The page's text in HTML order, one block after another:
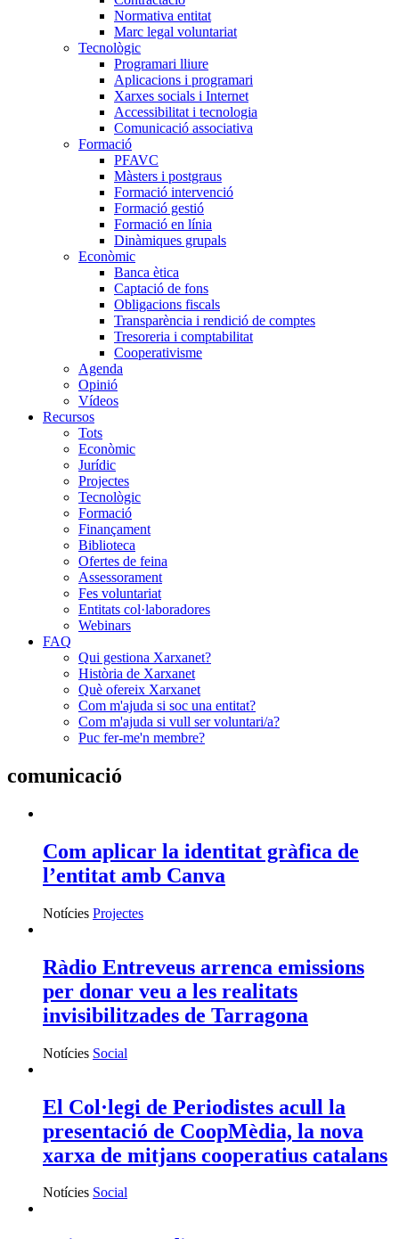
Normativa entitat
Marc legal voluntariat
Tecnològic
Programari lliure
Aplicacions i programari
Xarxes socials i Internet
Accessibilitat i tecnologia
Comunicació associativa
Formació
PFAVC
Màsters i postgraus
Formació intervenció
Formació gestió
Formació en línia
Dinàmiques grupals
Econòmic
Banca ètica
Captació de fons
Obligacions fiscals
Transparència i rendició de comptes
Tresoreria i comptabilitat
Cooperativisme
Agenda
Opinió
Vídeos
Recursos
Tots
Econòmic
Jurídic
Projectes
Tecnològic
Formació
Finançament
Biblioteca
Ofertes de feina
Assessorament
Fes voluntariat
Entitats col·laboradores
Webinars
FAQ
Qui gestiona Xarxanet?
Història de Xarxanet
Què ofereix Xarxanet
Com m'ajuda si soc una entitat?
Com m'ajuda si vull ser voluntari/a?
Puc fer-me'n membre?
comunicació
Com aplicar la identitat gràfica de
l’entitat amb Canva
Notícies Projectes
Ràdio Entreveus arrenca emissions
per donar veu a les realitats
invisibilitzades de Tarragona
Notícies Social
El Col·legi de Periodistes acull la
presentació de CoopMèdia, la nova
xarxa de mitjans cooperatius catalans
Notícies Social